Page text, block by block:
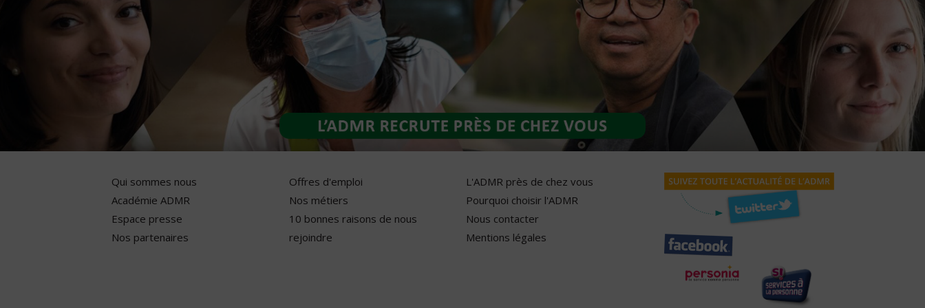
Qui sommes nous
Académie ADMR
Espace presse
Nos partenaires
Offres d'emploi
Nos métiers
10 bonnes raisons de nous
rejoindre
L'ADMR près de chez vous
Pourquoi choisir l'ADMR
Nous contacter
Mentions légales